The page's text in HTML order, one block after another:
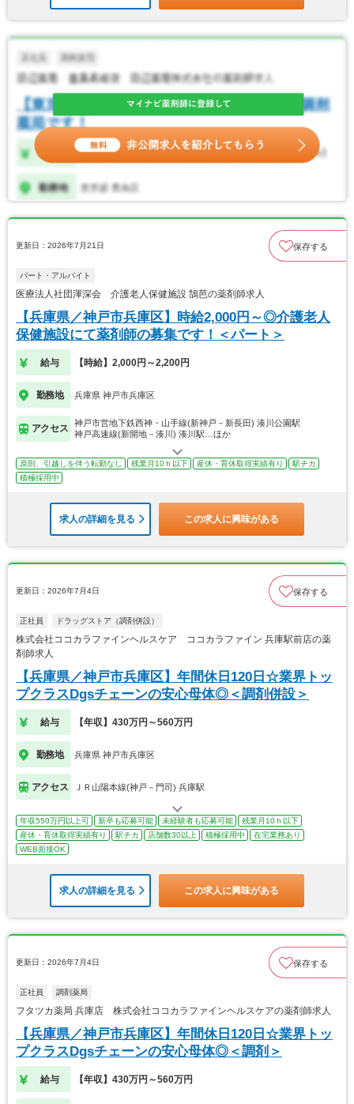
更新日：2026年7月21日 保存する
パート・アルバイト
医療法人社団渾深会 介護老人保健施設 鵠芭の薬剤師求人
【兵庫県／神戸市兵庫区】時給2,000円～◎介護老人
保健施設にて薬剤師の募集です！＜パート＞
給与 【時給】2,000円～2,200円
勤務地 兵庫県 神戸市兵庫区
アクセス
神戸市営地下鉄西神・山手線(新神戸－新長田) 湊川公園駅
神戸高速線(新開地－湊川) 湊川駅…ほか
原則、引越しを伴う転勤なし 残業月10ｈ以下 産休・育休取得実績有り
駅チカ
積極採用中
求人の詳細を見る この求人に興味がある
更新日：2026年7月4日 保存する
正社員 ドラッグストア（調剤併設）
株式会社ココカラファインヘルスケア ココカラファイン 兵庫駅前店の薬
剤師求人
【兵庫県／神戸市兵庫区】年間休日120日☆業界トッ
プクラスDgsチェーンの安心母体◎＜調剤併設＞
給与 【年収】430万円～560万円
勤務地 兵庫県 神戸市兵庫区
アクセス ＪＲ山陽本線(神戸－門司) 兵庫駅
年収550万円以上可 新卒も応募可能 未経験者も応募可能
残業月10ｈ以下
産休・育休取得実績有り
駅チカ 店舗数30以上 積極採用中
在宅業務あり
WEB面接OK
求人の詳細を見る この求人に興味がある
更新日：2026年7月4日 保存する
正社員 調剤薬局
フタツカ薬局 兵庫店 株式会社ココカラファインヘルスケアの薬剤師求人
【兵庫県／神戸市兵庫区】年間休日120日☆業界トッ
プクラスDgsチェーンの安心母体◎＜調剤＞
給与 【年収】430万円～560万円